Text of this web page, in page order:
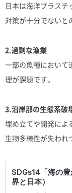
日本は海洋プラスチ
対策が十分でないと
2.過剰な漁業
一部の魚種において
理が課題です。
3.沿岸部の生態系破
埋め立てや開発によ
生物多様性が失われ